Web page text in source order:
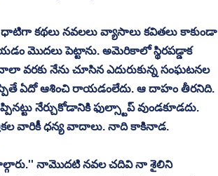
ధాటిగా కథలు నవలలు వ్యాసాలు కవితలు కాకుండా
మొదలు పెట్టాను. అమెరికాలో స్థిరపడ్డాక
వరకు నేను చూసిన ఎదురుకున్న సంఘటనల
ఏదో ఆశించి రాయడంలేదు. ఆ దాహం తీరనిది.
నేర్చుకోడానికి ఫుల్స్టాప్ వుండకూడదు.
వారికీ ధన్య వాదాలు. నాది కాకినాడ.
నామొదటి నవల చదివి నా శైలిని